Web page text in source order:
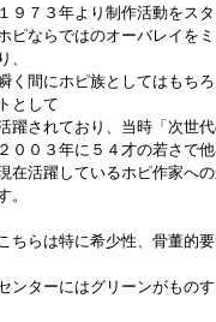
１９７３年より制作活動をス
ピならではのオーバレイを
り、
く間にホピ族としてはもち
トとして
躍されており、当時「次世
２００３年に５４才の若さで
在活躍しているホピ作家へ
。
ちらは特に希少性、骨董的
ンターにはグリーンがもの